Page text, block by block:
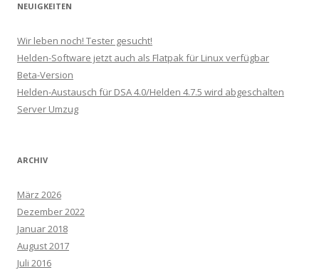
NEUIGKEITEN
Wir leben noch! Tester gesucht!
Helden-Software jetzt auch als Flatpak für Linux verfügbar
Beta-Version
Helden-Austausch für DSA 4.0/Helden 4.7.5 wird abgeschalten
Server Umzug
ARCHIV
März 2026
Dezember 2022
Januar 2018
August 2017
Juli 2016